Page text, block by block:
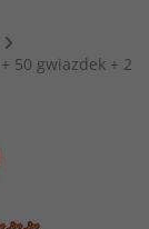
50 gwiazdek + 2